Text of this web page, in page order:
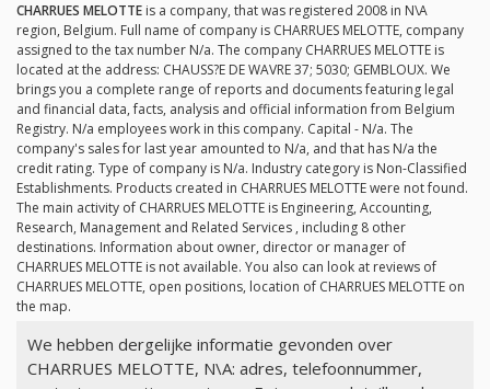
CHARRUES MELOTTE is a company, that was registered 2008 in N\A
region, Belgium. Full name of company is CHARRUES MELOTTE, company
assigned to the tax number N/a. The company CHARRUES MELOTTE is
located at the address: CHAUSS?E DE WAVRE 37; 5030; GEMBLOUX. We
brings you a complete range of reports and documents featuring legal
and financial data, facts, analysis and official information from Belgium
Registry. N/a employees work in this company. Capital - N/a. The
company's sales for last year amounted to N/a, and that has N/a the
credit rating. Type of company is N/a. Industry category is Non-Classified
Establishments. Products created in CHARRUES MELOTTE were not found.
The main activity of CHARRUES MELOTTE is Engineering, Accounting,
Research, Management and Related Services , including 8 other
destinations. Information about owner, director or manager of
CHARRUES MELOTTE is not available. You also can look at reviews of
CHARRUES MELOTTE, open positions, location of CHARRUES MELOTTE on
the map.
We hebben dergelijke informatie gevonden over
CHARRUES MELOTTE, N\A: adres, telefoonnummer,